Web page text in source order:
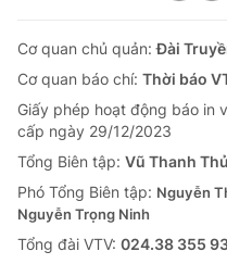
Giải sao mai
Sao
Làm đẹp
Chất lượng cuộc sống
Giáo dục
Tuyển sinh
Học trực tuyến
Công nghệ
Hitech Công nghệ tương
Sản phẩm
Thị trường
Giao lưu trực tuyến
Lịch phát sóng
Cơ quan chủ quản:Đài
Cơ quan báo chí: Thời báo
Giấy phép hoạt động báo in
cấp ngày 29/12/2023
Tổng Biên tập: Vũ Thanh
Phó Tổng Biên tập: Nguyễn
Nguyễn Trọng Ninh
Tổng đài VTV: 024.38 355